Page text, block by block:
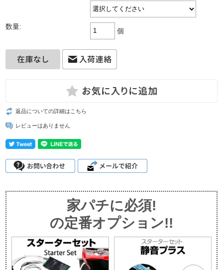
数量:
個
返品についての詳細はこちら
レビューはありません
家パチに必須!
の定番オプション!!